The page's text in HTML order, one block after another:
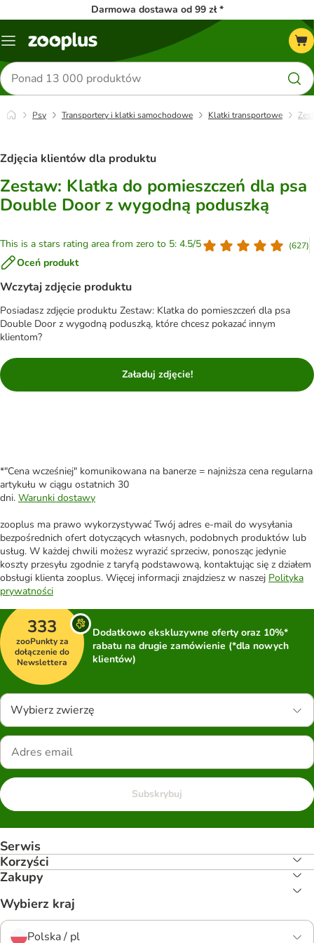
Darmowa dostawa od 99 zł *
Menu
Szukaj
produktów
Psy Transportery i klatki samochodowe Klatki transportowe
Zdjęcia klientów dla produktu
Zestaw: Klatka do pomieszczeń dla psa
Double Door z wygodną poduszką
This is a stars rating area from zero to 5: 4.5/5 (627)
Oceń produkt
Wczytaj zdjęcie produktu
Posiadasz zdjęcie produktu Zestaw: Klatka do pomieszczeń dla psa
Double Door z wygodną poduszką, które chcesz pokazać innym
klientom?
Załaduj zdjęcie!
*"Cena wcześniej" komunikowana na banerze = najniższa cena regularna
artykułu w ciągu ostatnich 30
dni. Warunki dostawy
zooplus ma prawo wykorzystywać Twój adres e-mail do wysyłania
bezpośrednich ofert dotyczących własnych, podobnych produktów lub
usług. W każdej chwili możesz wyrazić sprzeciw, ponosząc jedynie
koszty przesyłu zgodnie z taryfą podstawową, kontaktując się z działem
obsługi klienta zooplus. Więcej informacji znajdziesz w naszej Polityka
prywatności
333
zooPunkty za
dołączenie do
Newslettera
Dodatkowo ekskluzywne oferty oraz 10%*
rabatu na drugie zamówienie (*dla nowych
klientów)
Wybierz zwierzę
Subskrybuj
Serwis
Korzyści
Zakupy
Wybierz kraj
Polska / pl